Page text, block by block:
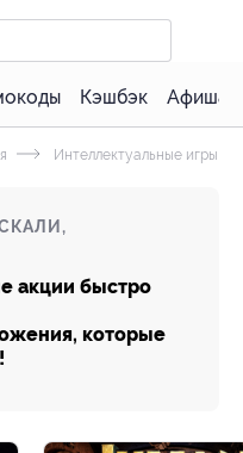
Кэшбэк Афиша
Интеллектуальные игры
акции быстро
которые